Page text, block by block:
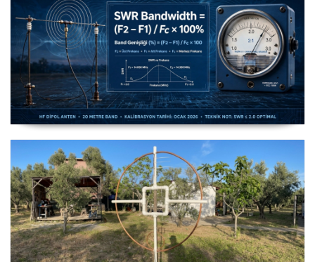
Antenlerde Band Genişliği SWR Hesaplama Formülü -